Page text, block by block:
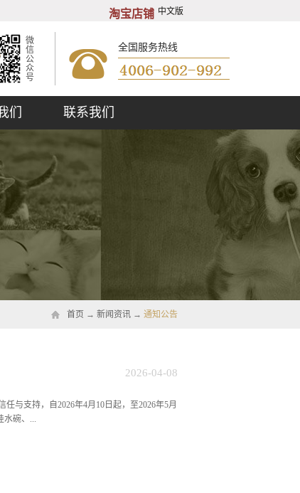
淘宝店铺 中文版
全国服务热线
微
信
公
众
号
们 联系我们
首页 → 新闻资讯 → 通知公告
支持，自2026年4月10日起，至2026年5月
水碗、...
2026-04-08